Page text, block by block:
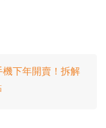
機下年開賣！拆解